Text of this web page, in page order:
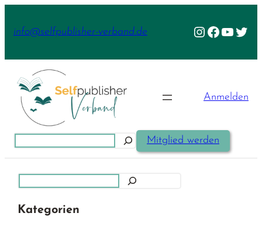
Inhalt
info@selfpublisher-verband.de Instagram
Facebook
Anmelden
Mitglied werden
Kategorien